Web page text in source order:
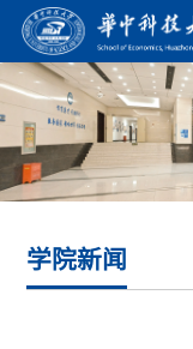
学院新闻